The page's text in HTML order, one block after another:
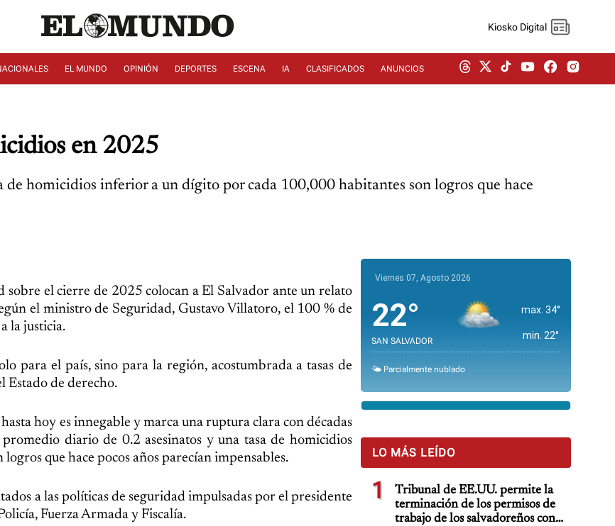
Kiosko Digital
EL MUNDO OPINIÓN DEPORTES ESCENA IA CLASIFICADOS ANUNCIOS
en 2025
de homicidios inferior a un dígito por cada 100,000 habitantes son logros que hace
sobre el cierre de 2025 colocan a El Salvador ante un relato
el ministro de Seguridad, Gustavo Villatoro, el 100 % de
la justicia.
para el país, sino para la región, acostumbrada a tasas de
Estado de derecho.
hoy es innegable y marca una ruptura clara con décadas
diario de 0.2 asesinatos y una tasa de homicidios
que hace pocos años parecían impensables.
a las políticas de seguridad impulsadas por el presidente
Fuerza Armada y Fiscalía.
Viernes 07, Agosto 2026
22°
SAN SALVADOR
max. 34°
min. 22°
🌤️ Parcialmente nublado
LO MÁS LEÍDO
1
Tribunal de EE.UU. permite la
terminación de los permisos de
trabajo de los salvadoreños con